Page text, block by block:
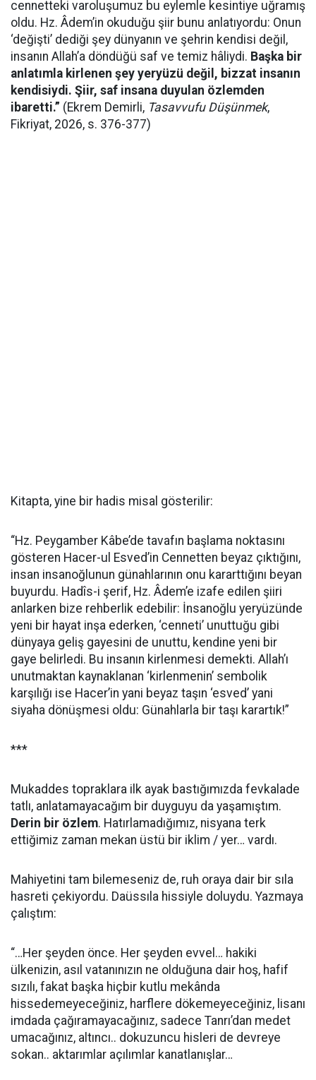
cennetteki varoluşumuz bu eylemle kesintiye uğramış
oldu. Hz. Âdem’in okuduğu şiir bunu anlatıyordu: Onun
‘değişti’ dediği şey dünyanın ve şehrin kendisi değil,
insanın Allah’a döndüğü saf ve temiz hâliydi. Başka bir
anlatımla kirlenen şey yeryüzü değil, bizzat insanın
kendisiydi. Şiir, saf insana duyulan özlemden
ibaretti.” (Ekrem Demirli, Tasavvufu Düşünmek,
Fikriyat, 2026, s. 376-377)
Kitapta, yine bir hadis misal gösterilir:
“Hz. Peygamber Kâbe’de tavafın başlama noktasını
gösteren Hacer-ul Esved’in Cennetten beyaz çıktığını,
insan insanoğlunun günahlarının onu kararttığını beyan
buyurdu. Hadîs-i şerif, Hz. Âdem’e izafe edilen şiiri
anlarken bize rehberlik edebilir: İnsanoğlu yeryüzünde
yeni bir hayat inşa ederken, ‘cenneti’ unuttuğu gibi
dünyaya geliş gayesini de unuttu, kendine yeni bir
gaye belirledi. Bu insanın kirlenmesi demekti. Allah’ı
unutmaktan kaynaklanan ‘kirlenmenin’ sembolik
karşılığı ise Hacer’in yani beyaz taşın ‘esved’ yani
siyaha dönüşmesi oldu: Günahlarla bir taşı karartık!”
***
Mukaddes topraklara ilk ayak bastığımızda fevkalade
tatlı, anlatamayacağım bir duyguyu da yaşamıştım.
Derin bir özlem. Hatırlamadığımız, nisyana terk
ettiğimiz zaman mekan üstü bir iklim / yer… vardı.
Mahiyetini tam bilemeseniz de, ruh oraya dair bir sıla
hasreti çekiyordu. Daüssıla hissiyle doluydu. Yazmaya
çalıştım:
“…Her şeyden önce. Her şeyden evvel… hakiki
ülkenizin, asıl vatanınızın ne olduğuna dair hoş, hafif
sızılı, fakat başka hiçbir kutlu mekânda
hissedemeyeceğiniz, harflere dökemeyeceğiniz, lisanı
imdada çağıramayacağınız, sadece Tanrı’dan medet
umacağınız, altıncı.. dokuzuncu hisleri de devreye
sokan.. aktarımlar açılımlar kanatlanışlar…